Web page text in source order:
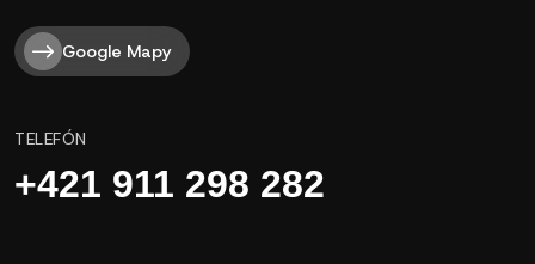
Google Mapy
TELEFÓN
+421 911 298 282